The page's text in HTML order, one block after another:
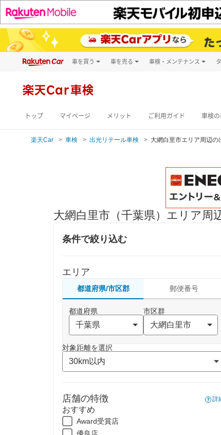
車を買う
新車
車を売る 車検・メンテナンス
楽天Car車検
トップ マイページ メリット ご利用ガイド 車検
楽天Car 車検 出光リテール車検 大網白里市エリア周辺
大網白里市（千葉県）エリア周
条件で絞り込む
エリア
都道府県/市区郡 郵便番号
都道府県 市区群
対象距離を選択
店舗の特徴 詳
おすすめ
Award受賞店